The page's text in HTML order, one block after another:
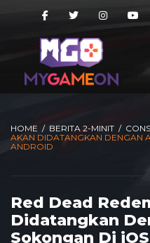
HOME / BERITA 2-MINIT /
AKAN DIDATANGKAN DENGAN
ANDROID
Red Dead
Didatangkan
Sokongan Di